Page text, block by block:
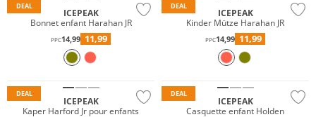
DEAL
ICEPEAK
Bonnet enfant Harahan JR
PPC14,99 11,99
DEAL
ICEPEAK
Kinder Mütze Harahan JR
PPC14,99 11,99
DEAL
ICEPEAK
Kaper Harford Jr pour enfants
DEAL
ICEPEAK
Casquette enfant Holden